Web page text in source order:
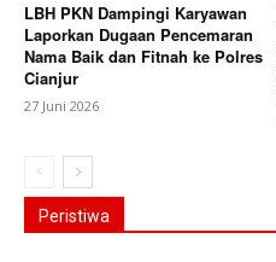
LBH PKN Dampingi Karyawan
Laporkan Dugaan Pencemaran
Nama Baik dan Fitnah ke Polres
Cianjur
27 Juni 2026
Peristiwa